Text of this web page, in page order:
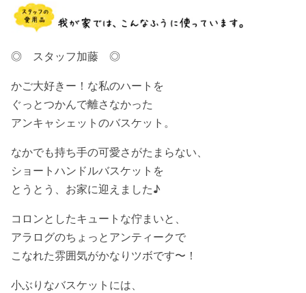
◎ スタッフ加藤 ◎
かご大好きー！な私のハートを
ぐっとつかんで離さなかった
アンキャシェットのバスケット。
なかでも持ち手の可愛さがたまらない、
ショートハンドルバスケットを
とうとう、お家に迎えました♪
コロンとしたキュートな佇まいと、
アラログのちょっとアンティークで
こなれた雰囲気がかなりツボです〜！
小ぶりなバスケットには、